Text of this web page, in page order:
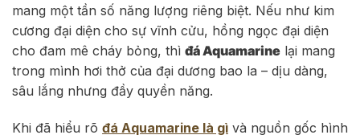
mang một tần số năng lượng riêng biệt. Nếu như kim
cương đại diện cho sự vĩnh cửu, hồng ngọc đại diện
cho đam mê cháy bỏng, thì đá Aquamarine lại mang
trong mình hơi thở của đại dương bao la – dịu dàng,
sâu lắng nhưng đầy quyền năng.
Khi đã hiểu rõ đá Aquamarine là gì và nguồn gốc hình